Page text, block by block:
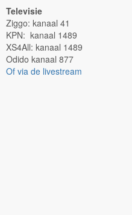
Televisie
Ziggo: kanaal 41
KPN: kanaal 1489
XS4All: kanaal 1489
Odido kanaal 877
Of via de livestream